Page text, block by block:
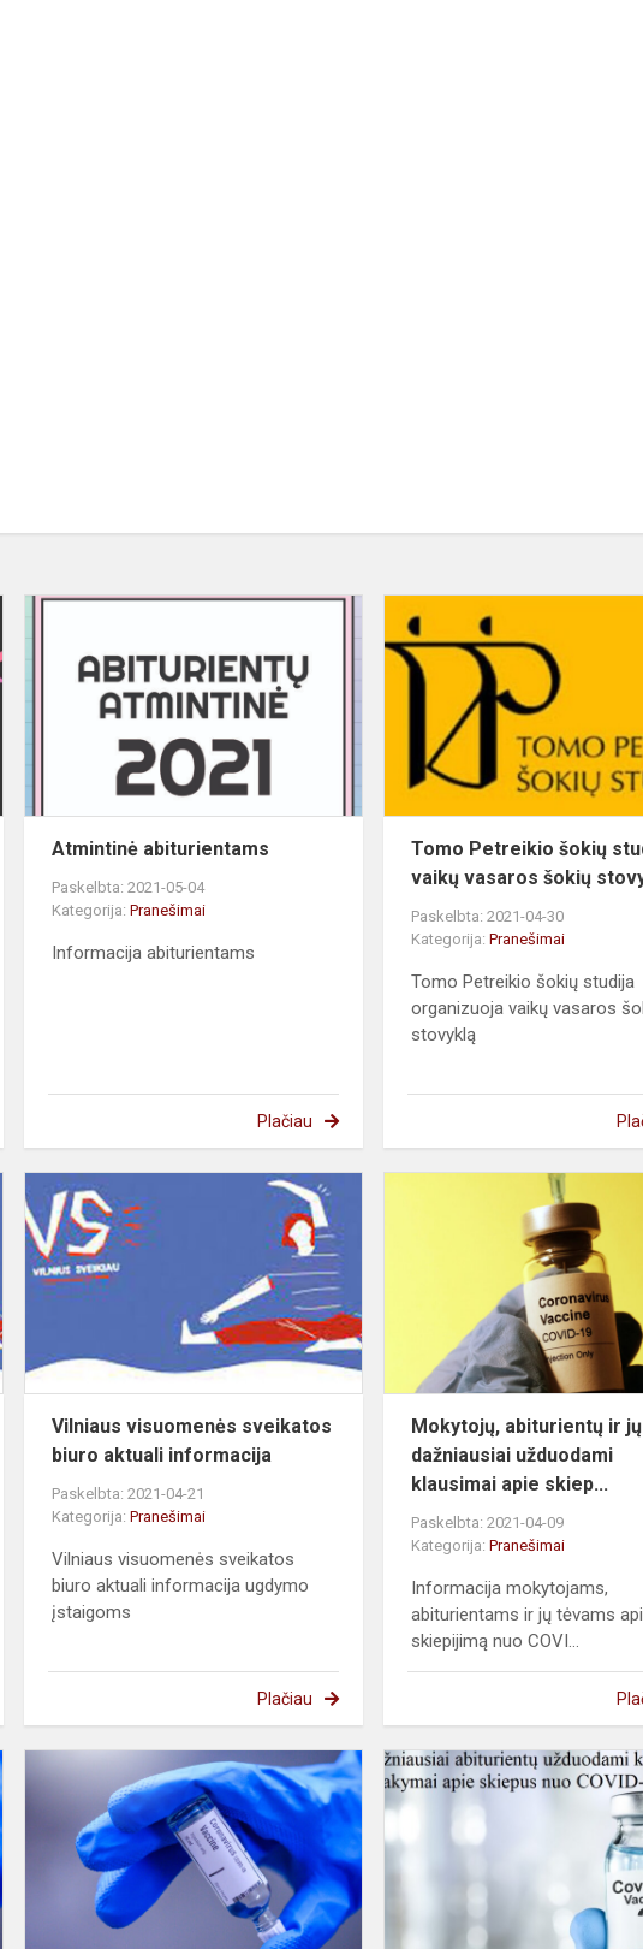
Metodų
gimnazijoje
abiturientams
Atmintinė abiturientams
Paskelbta: 2021-05-04
Kategorija:Pranešimai
Informacija abiturientams
Plačiau
Tomo Petreikio šokių
vaikų vasaros šokių
Paskelbta: 2021-04-30
Kategorija:Pranešimai
Tomo Petreikio šokių studija
organizuoja vaikų vasaros
stovyklą
Aktualne
informacje
Wileńskiego
Biura
Zdrowia
Publicznego...
informacija
Vilniaus visuomenės sveikatos
biuro aktuali informacija
Paskelbta: 2021-04-21
Kategorija:Pranešimai
Vilniaus visuomenės sveikatos
biuro aktuali informacija ugdymo
įstaigoms
Plačiau
Mokytojų, abiturientų ir
dažniausiai užduodami
klausimai apie skiep...
Paskelbta: 2021-04-09
Kategorija:Pranešimai
Informacija mokytojams,
abiturientams ir jų tėvams
skiepijimą nuo COVI...
Spotkanie
online
„Czy
skorzystać
z
Klausimai
į
atsakymus
apie
vakcinas
lenkų
kalba